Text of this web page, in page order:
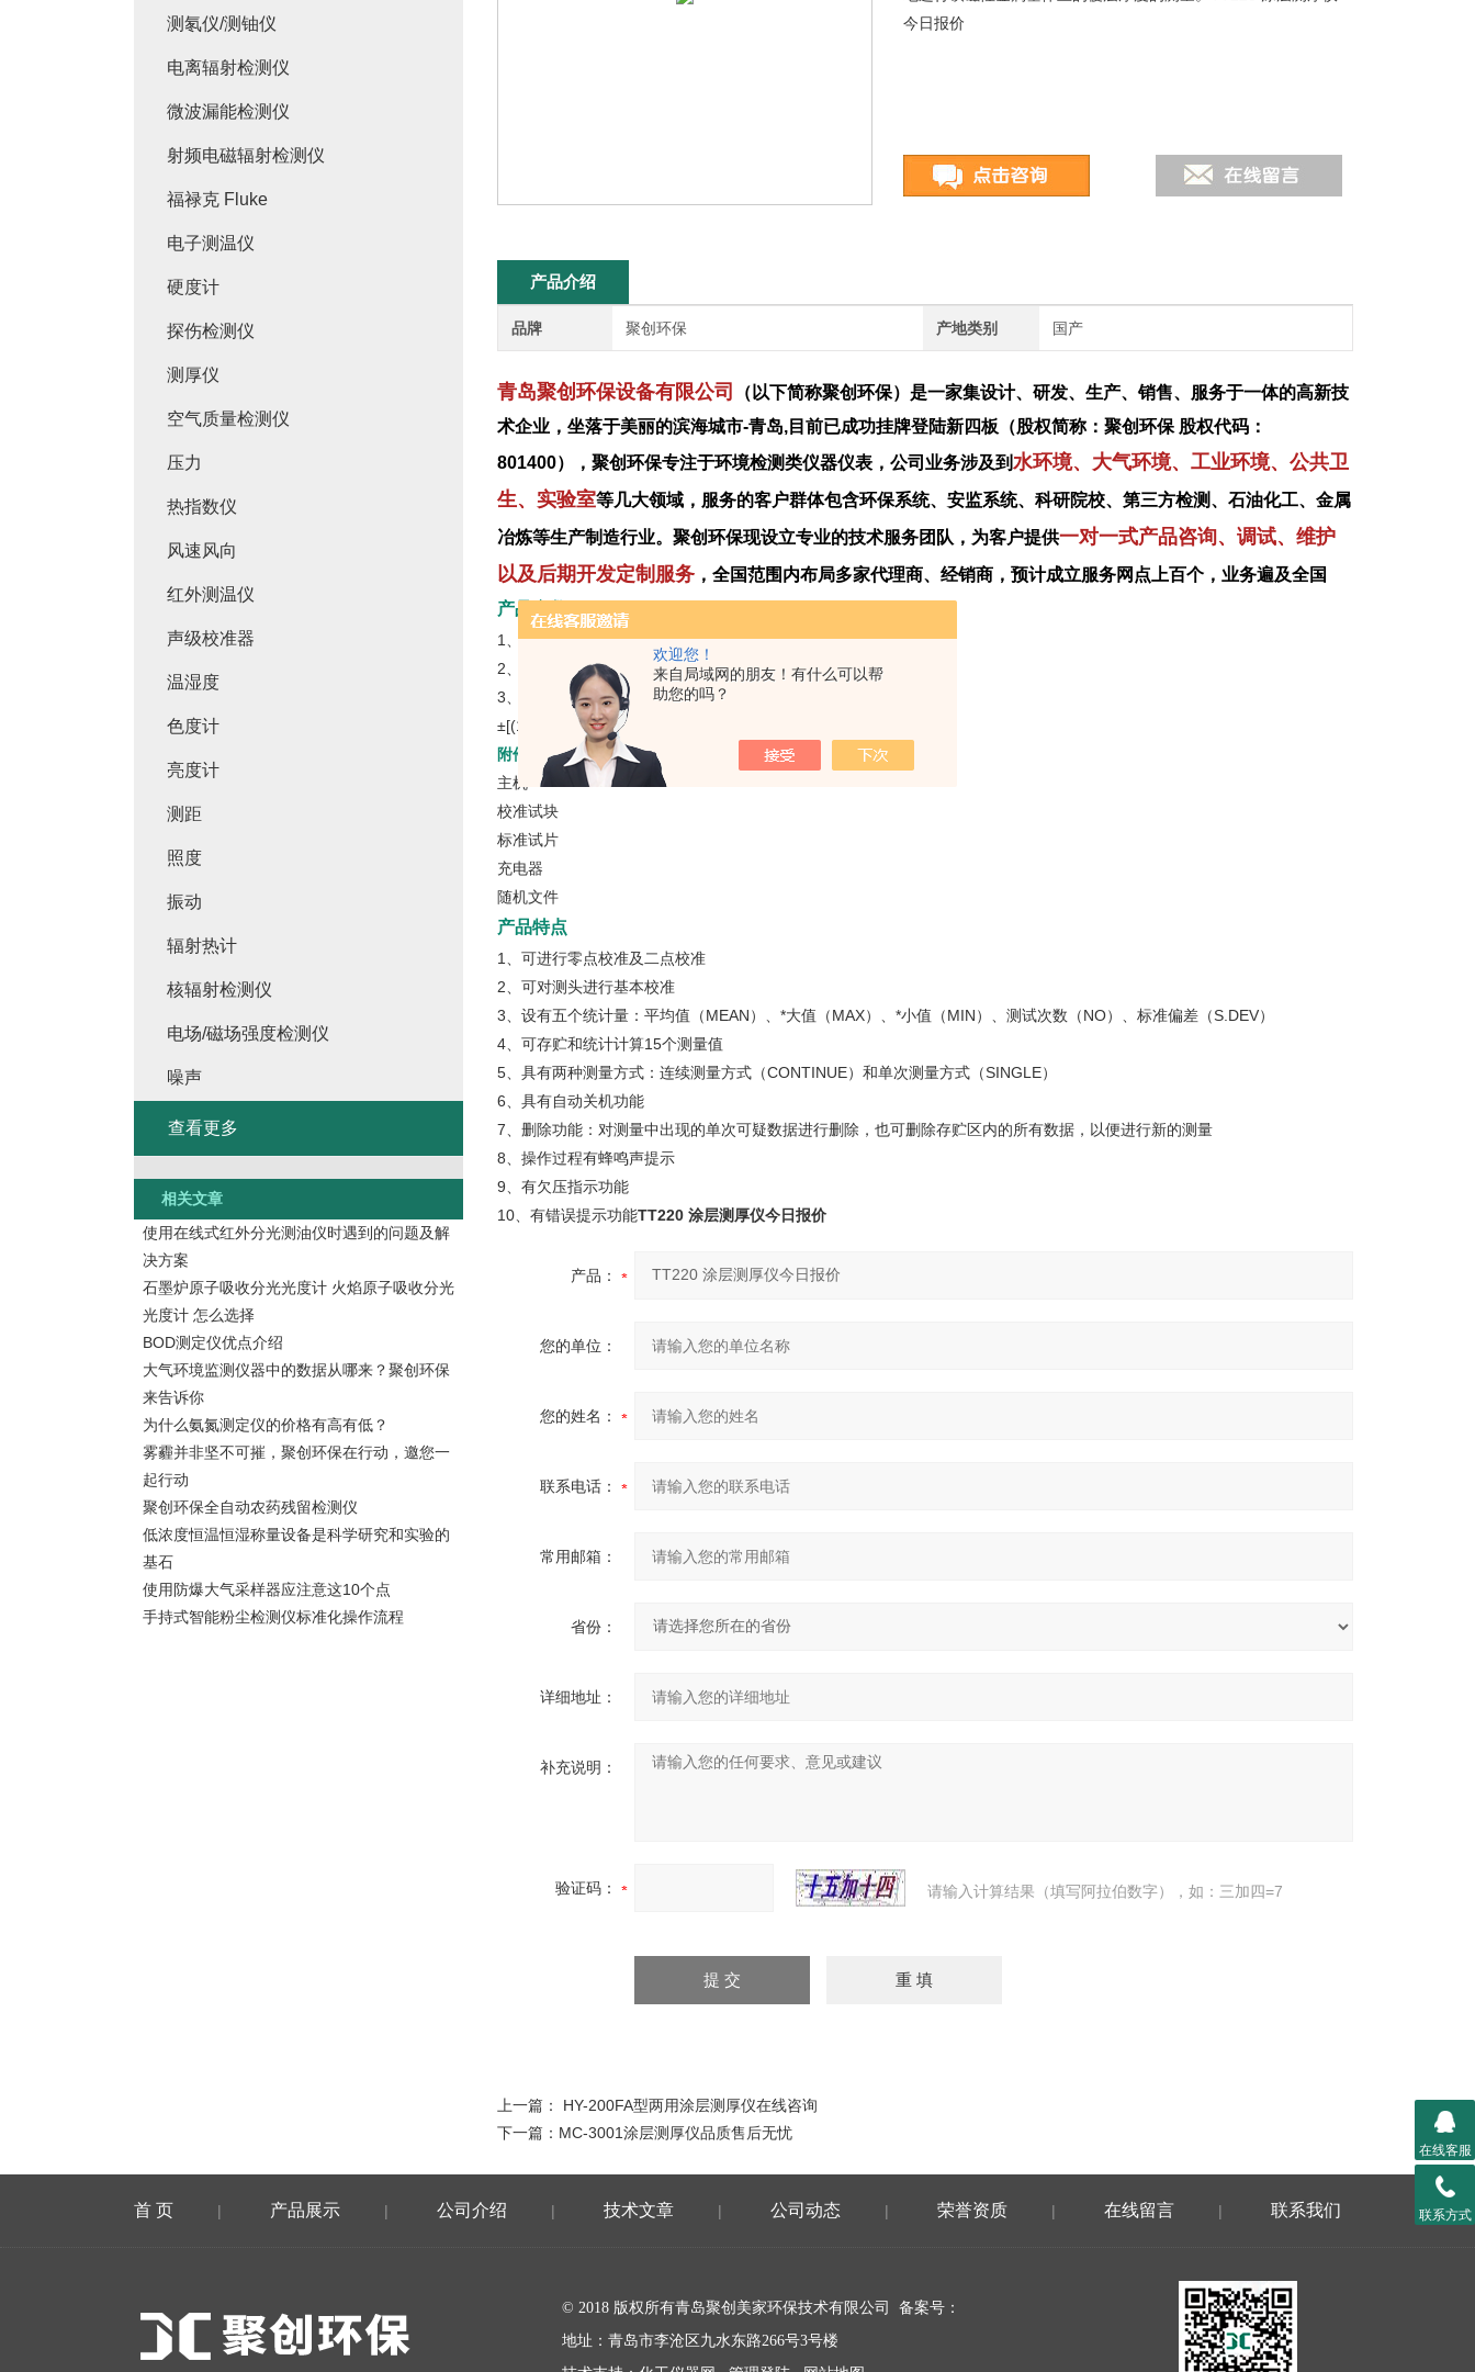
欢迎您！
来自局域网的朋友！有什么可以帮
助您的吗？
今日报价
产品介绍
品牌 聚创环保 产地类别 国产
青岛聚创环保设备有限公司
（以下简称聚创环保）是一家集设计、研发、生产、销售、服务于一体的高新技
术企业，坐落于美丽的滨海城市-青岛,目前已成功挂牌登陆新四板（股权简称：聚创环保 股权代码：
801400），聚创环保专注于环境检测类仪器仪表，公司业务涉及到水环境、大气环境、工业环境、公共卫
生、实验室等几大领域，服务的客户群体包含环保系统、安监系统、科研院校、第三方检测、石油化工、金属
冶炼等生产制造行业。聚创环保现设立专业的技术服务团队，为客户提供一对一式产品咨询、调试、维护
以及后期开发定制服务 ，全国范围内布局多家代理商、经销商，预计成立服务网点上百个，业务遍及全国
产品参数
1、测量原理：磁性法
2、测量范围:1～1250μm
3、测量精度：±（3%H+1）μm（零点校准）
±[(1～3)%H+1] μm（二点校准）
附件：
主机
校准试块
标准试片
充电器
随机文件
产品特点
1、可进行零点校准及二点校准
2、可对测头进行基本校准
3、设有五个统计量：平均值（MEAN）、*大值（MAX）、*小值（MIN）、测试次数（NO）、标准偏差（S.DEV）
4、可存贮和统计计算15个测量值
5、具有两种测量方式：连续测量方式（CONTINUE）和单次测量方式（SINGLE）
6、具有自动关机功能
7、删除功能：对测量中出现的单次可疑数据进行删除，也可删除存贮区内的所有数据，以便进行新的测量
8、操作过程有蜂鸣声提示
9、有欠压指示功能
10、有错误提示功能TT220 涂层测厚仪今日报价
产品：
您的单位：
您的姓名：
联系电话：
常用邮箱：
省份：
详细地址：
补充说明：
验证码： 请输入计算结果（填写阿拉伯数字），如：三加四=7
上一篇： HY-200FA型两用涂层测厚仪在线咨询
下一篇： MC-3001涂层测厚仪品质售后无忧
测氡仪/测铀仪
电离辐射检测仪
微波漏能检测仪
射频电磁辐射检测仪
福禄克 Fluke
电子测温仪
硬度计
探伤检测仪
测厚仪
空气质量检测仪
压力
热指数仪
风速风向
红外测温仪
声级校准器
温湿度
色度计
亮度计
测距
照度
振动
辐射热计
核辐射检测仪
电场/磁场强度检测仪
噪声
查看更多
相关文章
使用在线式红外分光测油仪时遇到的问题及解
决方案
石墨炉原子吸收分光光度计 火焰原子吸收分光
光度计 怎么选择
BOD测定仪优点介绍
大气环境监测仪器中的数据从哪来？聚创环保
来告诉你
为什么氨氮测定仪的价格有高有低？
雾霾并非坚不可摧，聚创环保在行动，邀您一
起行动
聚创环保全自动农药残留检测仪
低浓度恒温恒湿称量设备是科学研究和实验的
基石
使用防爆大气采样器应注意这10个点
手持式智能粉尘检测仪标准化操作流程
首 页 | 产品展示 | 公司介绍 | 技术文章 | 公司动态 | 荣誉资质 | 在线留言 | 联系我们
© 2018 版权所有青岛聚创美家环保技术有限公司 备案号：
地址：青岛市李沧区九水东路266号3号楼
在线客服
联系方式